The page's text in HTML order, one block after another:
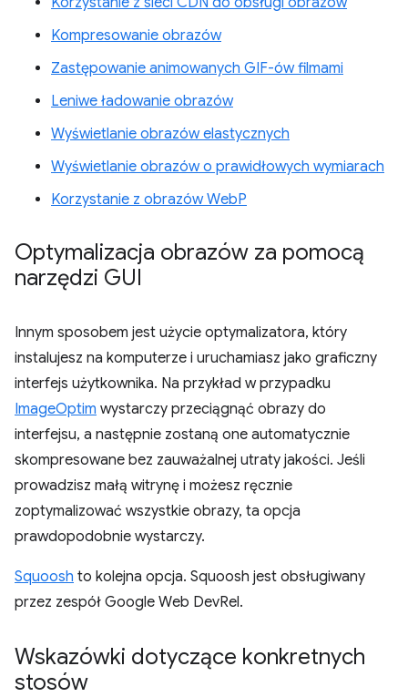
Kompresowanie obrazów
Zastępowanie animowanych GIF-ów filmami
Leniwe ładowanie obrazów
Wyświetlanie obrazów elastycznych
Wyświetlanie obrazów o prawidłowych wymiarach
Korzystanie z obrazów WebP
Optymalizacja obrazów za pomocą
narzędzi GUI
Innym sposobem jest użycie optymalizatora, który
instalujesz na komputerze i uruchamiasz jako graficzny
interfejs użytkownika. Na przykład w przypadku
ImageOptim wystarczy przeciągnąć obrazy do
interfejsu, a następnie zostaną one automatycznie
skompresowane bez zauważalnej utraty jakości. Jeśli
prowadzisz małą witrynę i możesz ręcznie
zoptymalizować wszystkie obrazy, ta opcja
prawdopodobnie wystarczy.
Squoosh to kolejna opcja. Squoosh jest obsługiwany
przez zespół Google Web DevRel.
Wskazówki dotyczące konkretnych
stosów